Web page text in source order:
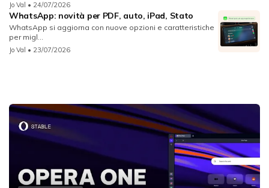
Jo Val • 24/07/2026
WhatsApp: novità per PDF, auto, iPad, Stato
WhatsApp si aggiorna con nuove opzioni e caratteristiche
per migl...
Jo Val • 23/07/2026